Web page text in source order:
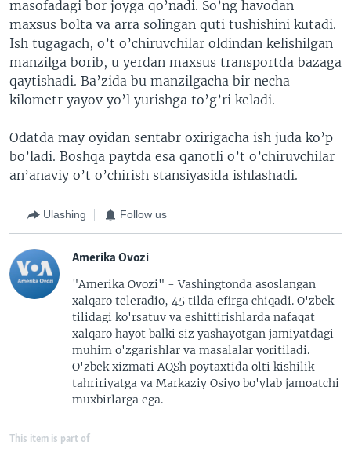
masofadagi bor joyga qo’nadi. So’ng havodan
maxsus bolta va arra solingan quti tushishini kutadi.
Ish tugagach, o’t o’chiruvchilar oldindan kelishilgan
manzilga borib, u yerdan maxsus transportda bazaga
qaytishadi. Ba’zida bu manzilgacha bir necha
kilometr yayov yo’l yurishga to’g’ri keladi.
Odatda may oyidan sentabr oxirigacha ish juda ko’p
bo’ladi. Boshqa paytda esa qanotli o’t o’chiruvchilar
an’anaviy o’t o’chirish stansiyasida ishlashadi.
Ulashing Follow us
Amerika Ovozi
"Amerika Ovozi" - Vashingtonda asoslangan
xalqaro teleradio, 45 tilda efirga chiqadi. O'zbek
tilidagi ko'rsatuv va eshittirishlarda nafaqat
xalqaro hayot balki siz yashayotgan jamiyatdagi
muhim o'zgarishlar va masalalar yoritiladi.
O'zbek xizmati AQSh poytaxtida olti kishilik
tahririyatga va Markaziy Osiyo bo'ylab jamoatchi
muxbirlarga ega.
This item is part of